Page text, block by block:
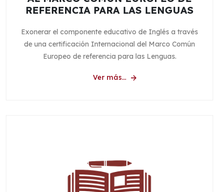
REFERENCIA PARA LAS LENGUAS
Exonerar el componente educativo de Inglés a través
de una certificación Internacional del Marco Común
Europeo de referencia para las Lenguas.
Ver más...